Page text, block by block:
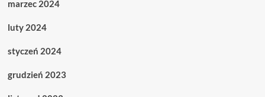
marzec 2024
luty 2024
styczeń 2024
grudzień 2023